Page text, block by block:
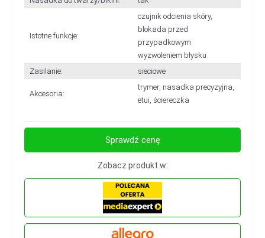
Istotne funkcje:
czujnik odcienia skóry,
blokada przed
przypadkowym
wyzwoleniem błysku
Zasilanie:
sieciowe
Akcesoria:
trymer, nasadka precyzyjna,
etui, ściereczka
Sprawdź cenę
Zobacz produkt w: